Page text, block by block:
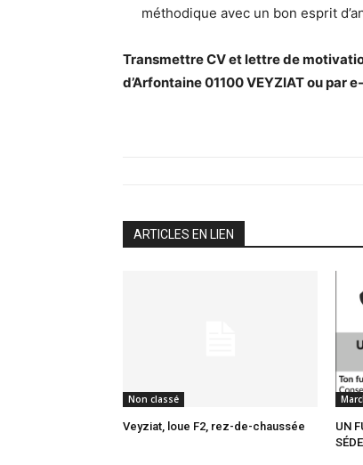
méthodique avec un bon esprit
Transmettre CV et lettre de
d’Arfontaine 01100 VEYZIAT ou par
ARTICLES EN LIEN
Non classé
Veyziat, loue F2, rez-de-chaussée
UN